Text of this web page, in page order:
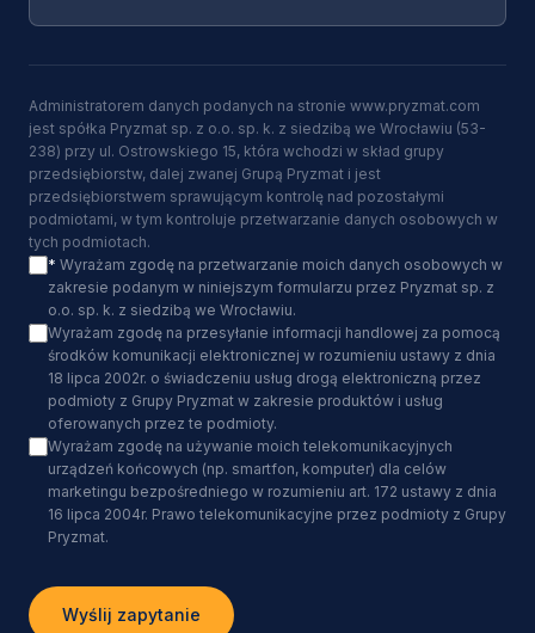
Administratorem danych podanych na stronie www.pryzmat.com
jest spółka Pryzmat sp. z o.o. sp. k. z siedzibą we Wrocławiu (53-
238) przy ul. Ostrowskiego 15, która wchodzi w skład grupy
przedsiębiorstw, dalej zwanej Grupą Pryzmat i jest
przedsiębiorstwem sprawującym kontrolę nad pozostałymi
podmiotami, w tym kontroluje przetwarzanie danych osobowych w
tych podmiotach.
* Wyrażam zgodę na przetwarzanie moich danych osobowych w
zakresie podanym w niniejszym formularzu przez Pryzmat sp. z
o.o. sp. k. z siedzibą we Wrocławiu.
Wyrażam zgodę na przesyłanie informacji handlowej za pomocą
środków komunikacji elektronicznej w rozumieniu ustawy z dnia
18 lipca 2002r. o świadczeniu usług drogą elektroniczną przez
podmioty z Grupy Pryzmat w zakresie produktów i usług
oferowanych przez te podmioty.
Wyrażam zgodę na używanie moich telekomunikacyjnych
urządzeń końcowych (np. smartfon, komputer) dla celów
marketingu bezpośredniego w rozumieniu art. 172 ustawy z dnia
16 lipca 2004r. Prawo telekomunikacyjne przez podmioty z Grupy
Pryzmat.
Wyślij zapytanie